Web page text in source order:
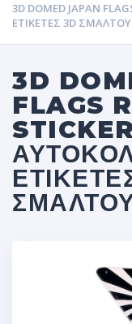
3D DOMED JAPAN
ΕΤΙΚΈΤΕΣ 3D
3D
FLAGS
STICKER